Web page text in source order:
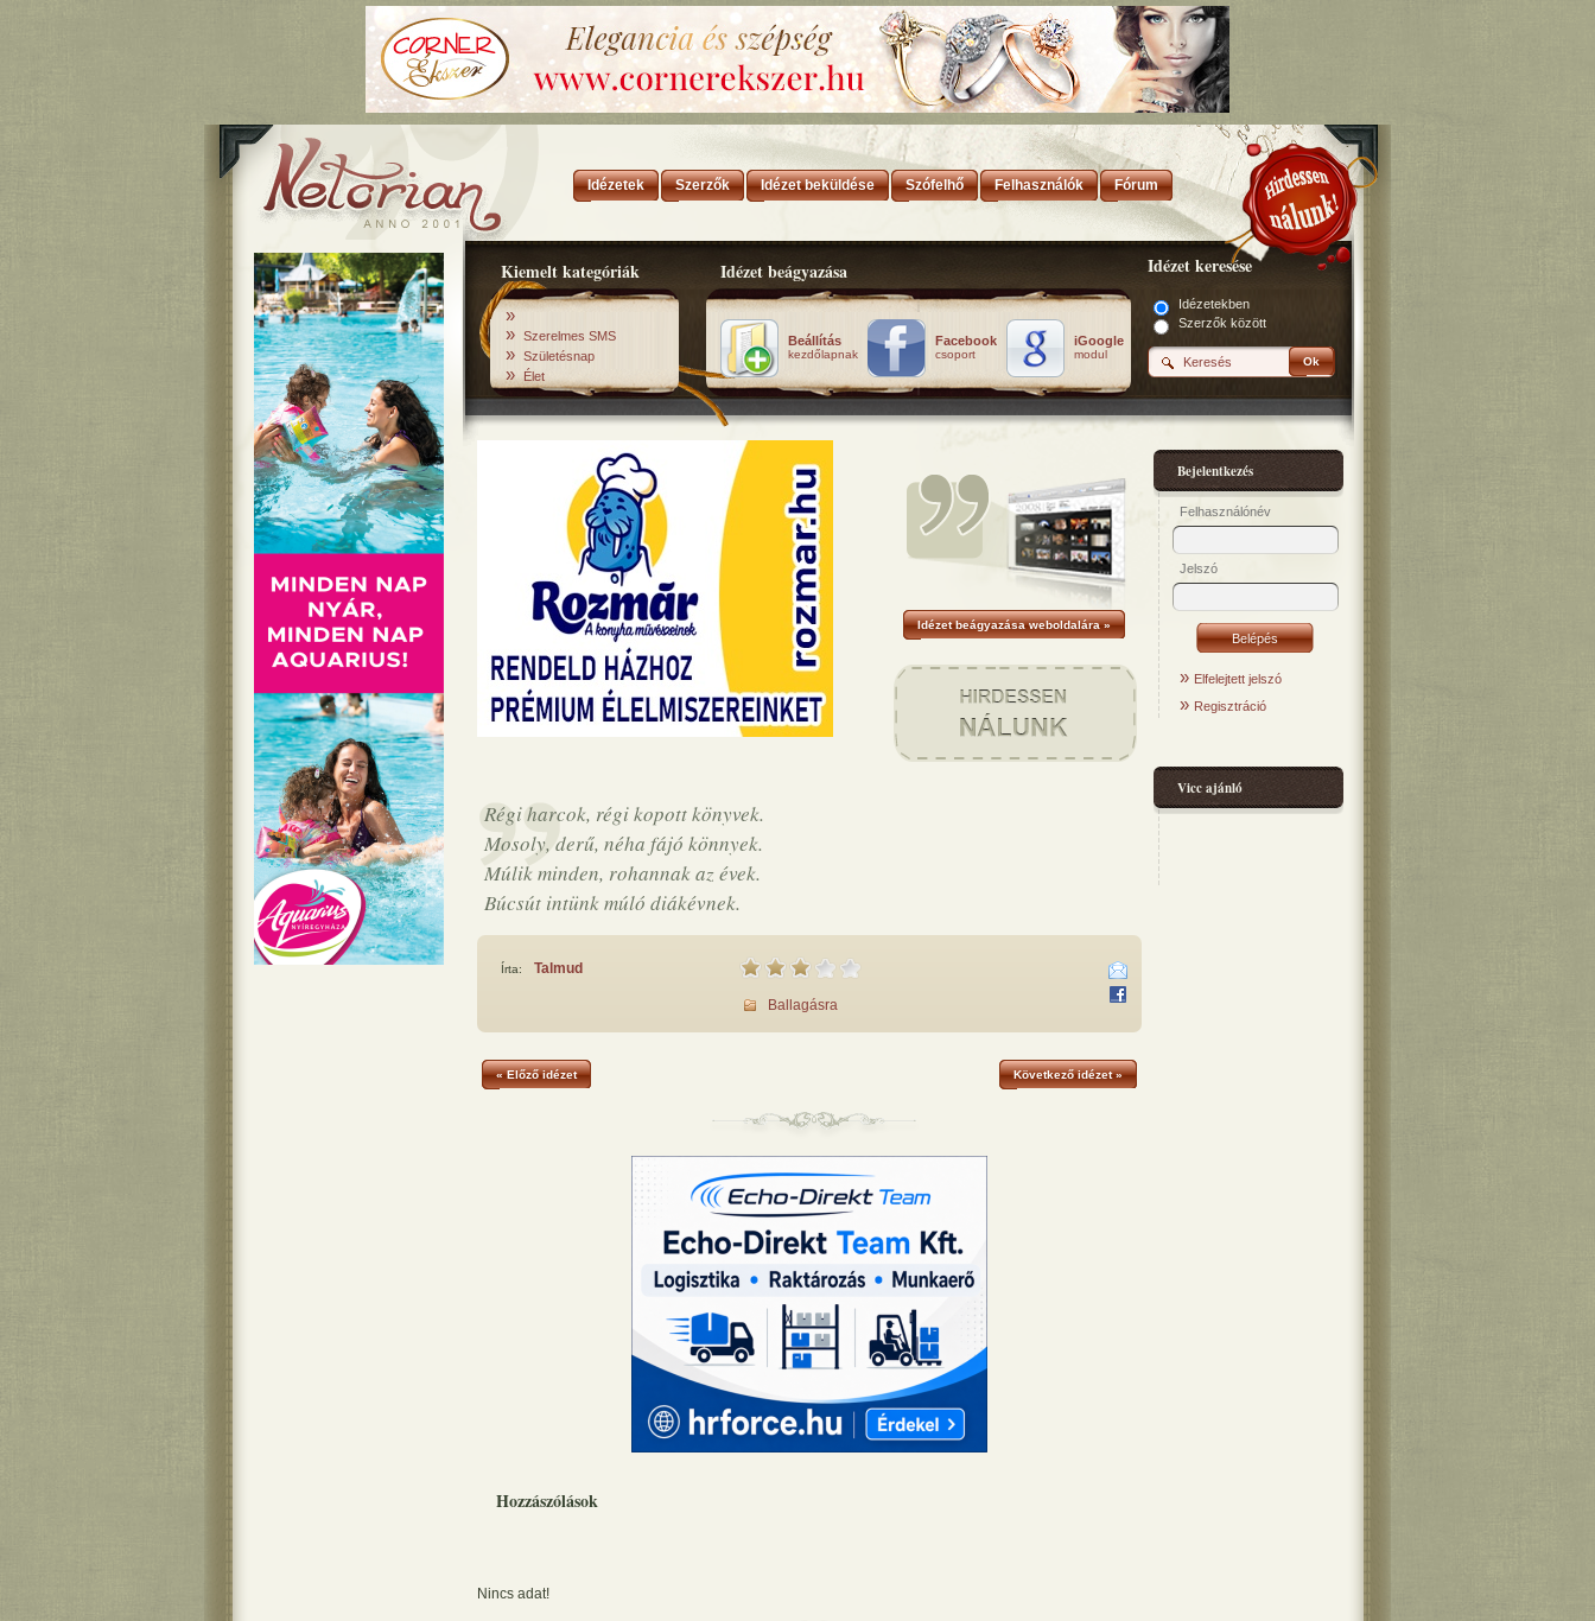
Idézetek Szerzők Idézet beküldése Szófelhő Felhasználók Fórum
Kiemelt kategóriák
»
» Szerelmes SMS
» Születésnap
» Élet
Idézet beágyazása
Beállítás
kezdőlapnak
Facebook
csoport
iGoogle
modul
Idézet keresése
Idézetekben
Szerzők között
Ok
Idézet beágyazása weboldalára »
Régi harcok, régi kopott könyvek.
Mosoly, derű, néha fájó könnyek.
Múlik minden, rohannak az évek.
Búcsút intünk múló diákévnek.
Írta: Talmud
Ballagásra
« Előző idézet Következő idézet »
Hozzászólások
Nincs adat!
Bejelentkezés
Felhasználónév
Jelszó
» Elfelejtett jelszó
» Regisztráció
Vicc ajánló